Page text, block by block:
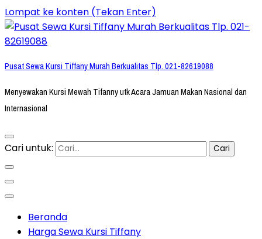
Lompat ke konten (Tekan Enter)
Pusat Sewa Kursi Tiffany Murah Berkualitas Tlp. 021-82619088
Menyewakan Kursi Mewah Tifanny utk Acara Jamuan Makan Nasional dan
Internasional
Cari untuk:
Beranda
Harga Sewa Kursi Tiffany